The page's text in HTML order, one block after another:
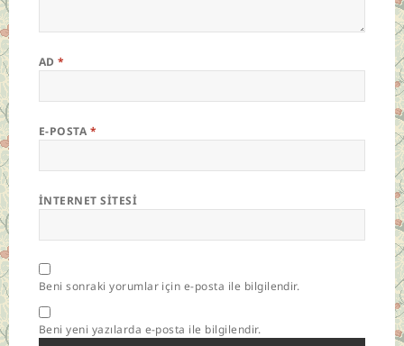
AD*
E-POSTA *
İNTERNET SITESI
Beni sonraki yorumlar için e-posta ile bilgilendir.
Beni yeni yazılarda e-posta ile bilgilendir.